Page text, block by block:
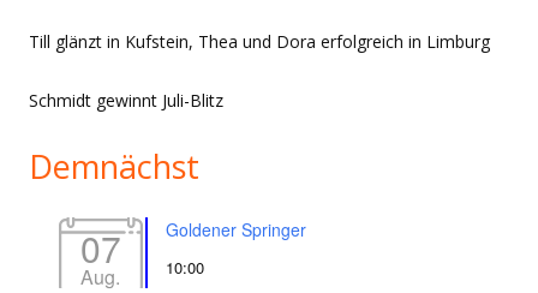
Till glänzt in Kufstein, Thea und Dora erfolgreich in Limburg
Schmidt gewinnt Juli-Blitz
Demnächst
07
Aug.
Goldener Springer
10:00